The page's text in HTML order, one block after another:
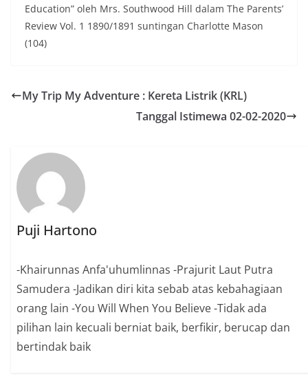
Education” oleh Mrs. Southwood Hill dalam The Parents’
Review Vol. 1 1890/1891 suntingan Charlotte Mason
(104)
My Trip My Adventure : Kereta Listrik (KRL)
Tanggal Istimewa 02-02-2020
Puji Hartono
-Khairunnas Anfa'uhumlinnas -Prajurit Laut Putra
Samudera -Jadikan diri kita sebab atas kebahagiaan
orang lain -You Will When You Believe -Tidak ada
pilihan lain kecuali berniat baik, berfikir, berucap dan
bertindak baik